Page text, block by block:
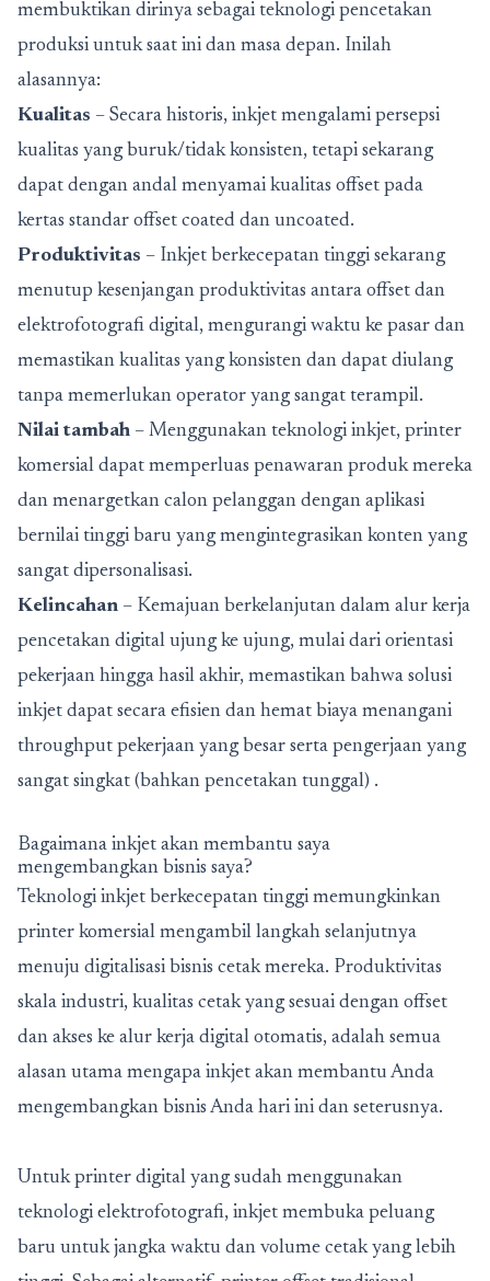
membuktikan dirinya sebagai teknologi pencetakan
produksi untuk saat ini dan masa depan. Inilah
alasannya:
Kualitas – Secara historis, inkjet mengalami persepsi
kualitas yang buruk/tidak konsisten, tetapi sekarang
dapat dengan andal menyamai kualitas offset pada
kertas standar offset coated dan uncoated.
Produktivitas – Inkjet berkecepatan tinggi sekarang
menutup kesenjangan produktivitas antara offset dan
elektrofotografi digital, mengurangi waktu ke pasar dan
memastikan kualitas yang konsisten dan dapat diulang
tanpa memerlukan operator yang sangat terampil.
Nilai tambah – Menggunakan teknologi inkjet, printer
komersial dapat memperluas penawaran produk mereka
dan menargetkan calon pelanggan dengan aplikasi
bernilai tinggi baru yang mengintegrasikan konten yang
sangat dipersonalisasi.
Kelincahan – Kemajuan berkelanjutan dalam alur kerja
pencetakan digital ujung ke ujung, mulai dari orientasi
pekerjaan hingga hasil akhir, memastikan bahwa solusi
inkjet dapat secara efisien dan hemat biaya menangani
throughput pekerjaan yang besar serta pengerjaan yang
sangat singkat (bahkan pencetakan tunggal) .
Bagaimana inkjet akan membantu saya
mengembangkan bisnis saya?
Teknologi inkjet berkecepatan tinggi memungkinkan
printer komersial mengambil langkah selanjutnya
menuju digitalisasi bisnis cetak mereka. Produktivitas
skala industri, kualitas cetak yang sesuai dengan offset
dan akses ke alur kerja digital otomatis, adalah semua
alasan utama mengapa inkjet akan membantu Anda
mengembangkan bisnis Anda hari ini dan seterusnya.
Untuk printer digital yang sudah menggunakan
teknologi elektrofotografi, inkjet membuka peluang
baru untuk jangka waktu dan volume cetak yang lebih